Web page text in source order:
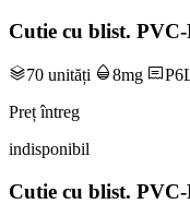
Cutie cu blist.
70 unități 8mg
Preț întreg
indisponibil
Cutie cu blist.